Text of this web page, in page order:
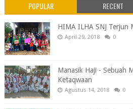
POPULAR RECENT
HIMA ILHA SNJ Terjun
April 29, 2018 0
Manasik Haji - Sebuah
Ketaqwaan
Agustus 14, 2018 0